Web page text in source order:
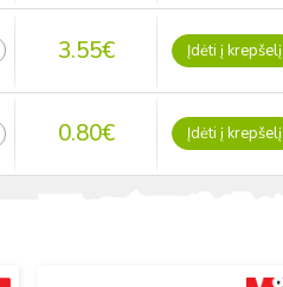
3.55€ Įdėti į krepšelį
0.80€ Įdėti į krepšelį